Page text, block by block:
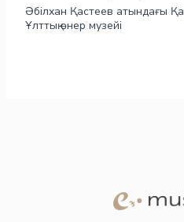
Әбілхан Қастеев атындағы
Ұлттық өнер музейі